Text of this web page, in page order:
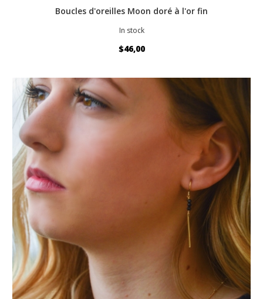
Boucles d'oreilles Moon doré à l'or fin
In stock
$46,00